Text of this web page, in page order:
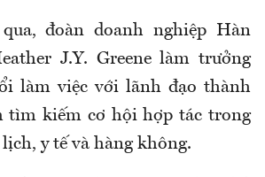
đoàn doanh nghiệp Hàn
J.Y. Greene làm trưởng
làm việc với lãnh đạo thành
tìm kiếm cơ hội hợp tác trong
y tế và hàng không.